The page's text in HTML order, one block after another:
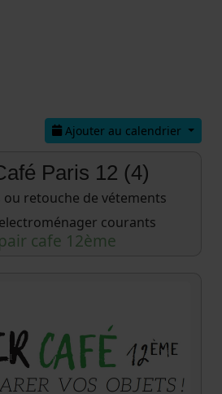
Ajouter au calendrier
Paris 12 (4)
cafe 12ème